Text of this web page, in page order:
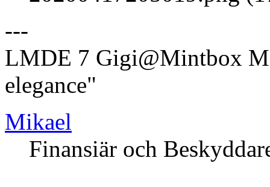
---
LMDE 7 Gigi@Mintbox
elegance"
Mikael
Finansiär och